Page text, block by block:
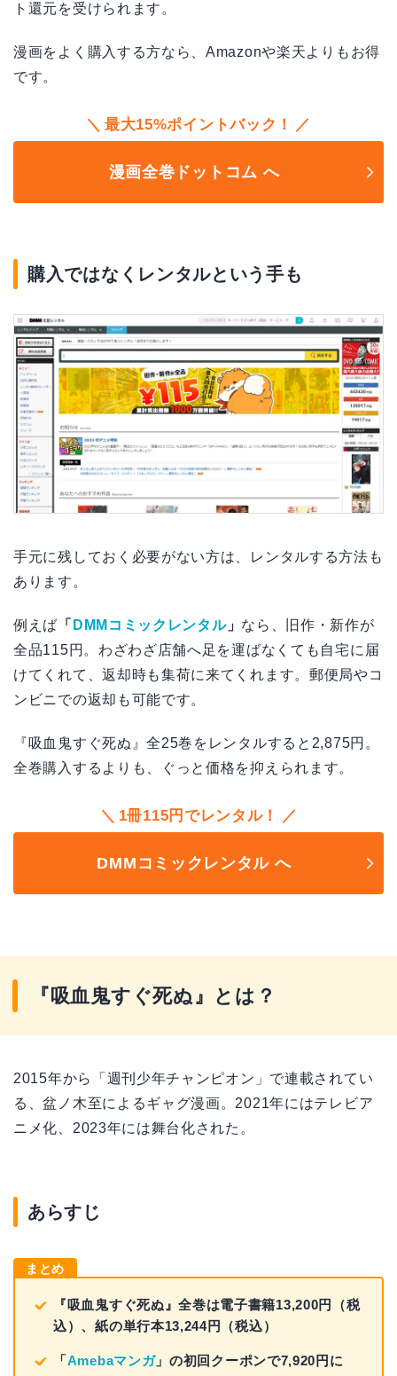
ト還元を受けられます。
漫画をよく購入する方なら、Amazonや楽天よりもお得
です。
最大15%ポイントバック！
漫画全巻ドットコム へ
購入ではなくレンタルという手も
手元に残しておく必要がない方は、レンタルする方法も
あります。
例えば 「 DMMコミックレンタル」 なら、旧作・新作が
全品115円。わざわざ店舗へ足を運ばなくても自宅に届
けてくれて、返却時も集荷に来てくれます。郵便局やコ
ンビニでの返却も可能です。
『吸血鬼すぐ死ぬ』全25巻をレンタルすると2,875円。
全巻購入するよりも、ぐっと価格を抑えられます。
1冊115円でレンタル！
DMMコミックレンタル へ
『吸血鬼すぐ死ぬ』とは？
2015年から「週刊少年チャンピオン」で連載されてい
る、盆ノ木至によるギャグ漫画。2021年にはテレビア
ニメ化、2023年には舞台化された。
あらすじ
まとめ
『吸血鬼すぐ死ぬ』全巻は電子書籍13,200円（税
込）、紙の単行本13,244円（税込）
「Amebaマンガ」の初回クーポンで7,920円に